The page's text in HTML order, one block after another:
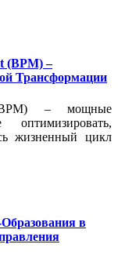
(BPM) –
Трансформации
(BPM) – мощные
жизненный цикл
в